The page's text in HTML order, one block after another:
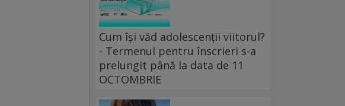
Cum își văd adolescenții viitorul?
- Termenul pentru înscrieri s-a
prelungit până la data de 11
OCTOMBRIE